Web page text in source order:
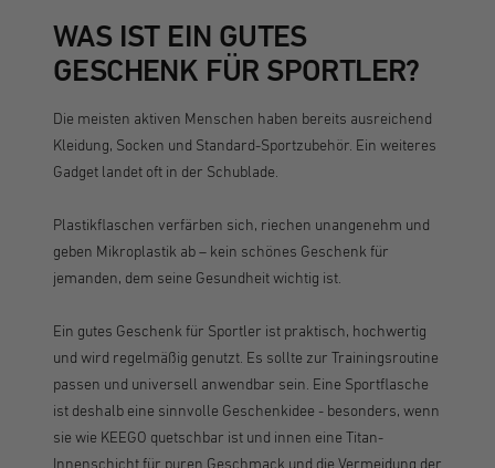
WAS IST EIN GUTES
GESCHENK FÜR SPORTLER?
Die meisten aktiven Menschen haben bereits ausreichend
Kleidung, Socken und Standard-Sportzubehör. Ein weiteres
Gadget landet oft in der Schublade.
Plastikflaschen verfärben sich, riechen unangenehm und
geben Mikroplastik ab – kein schönes Geschenk für
jemanden, dem seine Gesundheit wichtig ist.
Ein gutes Geschenk für Sportler ist praktisch, hochwertig
und wird regelmäßig genutzt. Es sollte zur Trainingsroutine
passen und universell anwendbar sein. Eine Sportflasche
ist deshalb eine sinnvolle Geschenkidee - besonders, wenn
sie wie KEEGO quetschbar ist und innen eine Titan-
Innenschicht für puren Geschmack und die Vermeidung der